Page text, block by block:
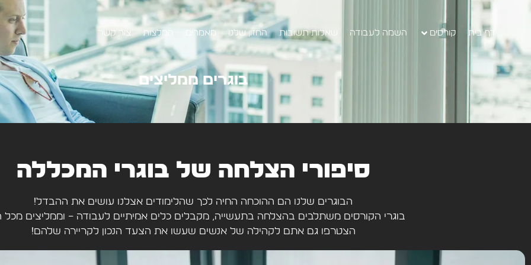
דף בית קורסים השמה לעבודה שאלות תשובות החזון שלנו מאמרים המלצות צור קשר
בוגרים ממליצים
סיפורי הצלחה של בוגרי המכללה
הבוגרים שלנו הם ההוכחה החיה לכך שהלימודים אצלנו עושים את ההבדל!
בוגרי הקורסים משתלבים בהצלחה בתעשייה, מקבלים כלים אמיתיים לעבודה – וממליצים מכל
הצטרפו גם אתם לקהילה של אנשים שעשו את הצעד הנכון לקריירה שלהם!